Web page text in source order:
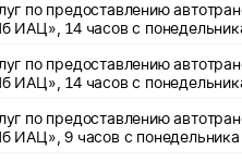
по предоставлению
СПб ГКУ «СПб ИАЦ», 14
по предоставлению
по предоставлению
СПб ГКУ «СПб ИАЦ», 9